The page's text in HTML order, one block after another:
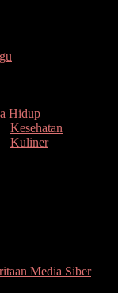
Hidup
Kesehatan
Kuliner
Media Siber